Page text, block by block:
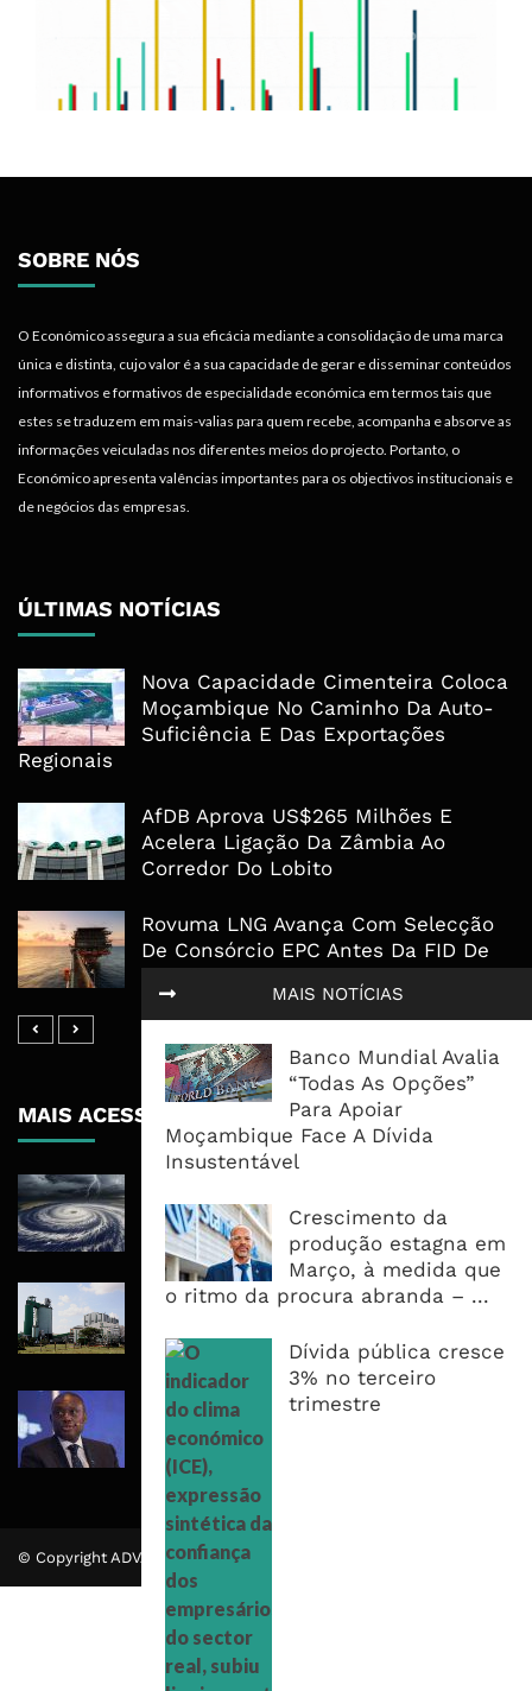
MAIS NOTÍCIAS
Banco Mundial Avalia
“Todas As Opções”
Para Apoiar
Moçambique Face A Dívida
Insustentável
Crescimento da
produção estagna em
Março, à medida que
o ritmo da procura abranda – ...
Dívida pública cresce
3% no terceiro
trimestre
SOBRE NÓS
O Económico assegura a sua eficácia mediante a consolidação de uma marca
única e distinta, cujo valor é a sua capacidade de gerar e disseminar conteúdos
informativos e formativos de especialidade económica em termos tais que
estes se traduzem em mais-valias para quem recebe, acompanha e absorve as
informações veiculadas nos diferentes meios do projecto. Portanto, o
Económico apresenta valências importantes para os objectivos institucionais e
de negócios das empresas.
ÚLTIMAS NOTÍCIAS
Nova Capacidade Cimenteira Coloca
Moçambique No Caminho Da Auto-
Suficiência E Das Exportações
Regionais
AfDB Aprova US$265 Milhões E
Acelera Ligação Da Zâmbia Ao
Corredor Do Lobito
Rovuma LNG Avança Com Selecção
De Consórcio EPC Antes Da FID De
2026
MAIS ACESSADOS
Afectar Mais De Um Milhão De
Pessoas No Centro E Sul ...
Governo admite nova operadora
operações
CEO do Standard Bank pede ao
Governo que “saia do caminho” e
facilite os negócios
© Copyright ADVALUE. Todos Direitos Reservados.